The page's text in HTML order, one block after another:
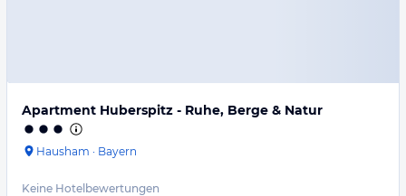
Apartment Huberspitz - Ruhe, Berge & Natur
Hausham · Bayern
Keine Hotelbewertungen